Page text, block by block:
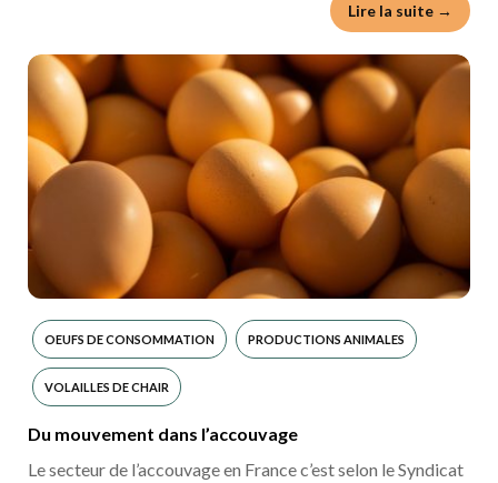
Lire la suite →
OEUFS DE CONSOMMATION PRODUCTIONS ANIMALES
VOLAILLES DE CHAIR
Du mouvement dans l’accouvage
Le secteur de l’accouvage en France c’est selon le Syndicat